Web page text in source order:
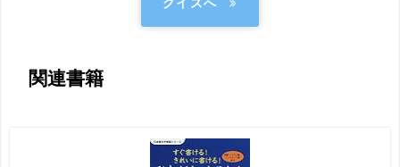
クイズへ
関連書籍